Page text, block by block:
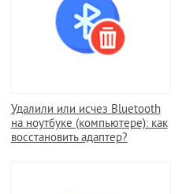
Удалили или исчез Bluetooth
на ноутбуке (компьютере): как
восстановить адаптер?